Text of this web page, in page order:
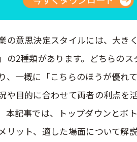
の意思決定スタイルには、大き
の2種類があります。どちらの
、一概に「こちらのほうが優れ
や目的に合わせて両者の利点を
本記事では、トップダウンとボ
リット、適した場面について解